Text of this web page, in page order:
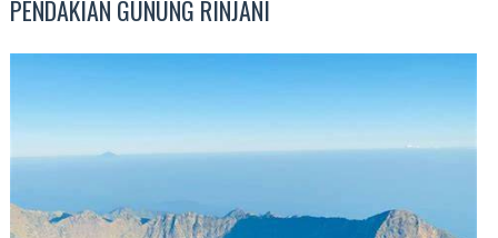
PENDAKIAN GUNUNG RINJANI